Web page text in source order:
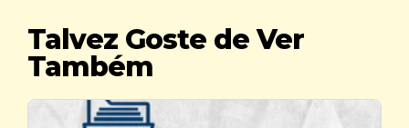
Talvez Goste de Ver
Também